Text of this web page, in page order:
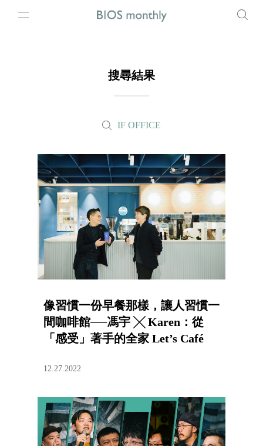
搜尋結果
IF OFFICE
像習慣一份早餐那樣，讓人習慣一
間咖啡館──馮宇 ╳ Karen：從
「感受」著手的全家 Let’s Café
12.27.2022